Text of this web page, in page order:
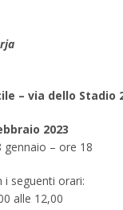
– via dello Stadio
2023
gennaio – ore 18
i seguenti orari:
alle 12,00